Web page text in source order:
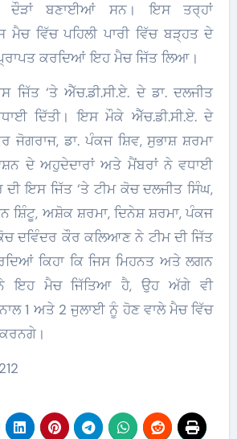
ਦੌੜਾਂ ਬਣਾਈਆਂ ਸਨ। ਇਸ ਤਰ੍ਹਾਂ
ਵਿੱਚ ਪਹਿਲੀ ਪਾਰੀ ਵਿੱਚ ਬੜ੍ਹਤ ਦੇ
ਕਰਦਿਆਂ ਇਹ ਮੈਚ ਜਿੱਤ ਲਿਆ।
‘ਤੇ ਐੱਚ.ਡੀ.ਸੀ.ਏ. ਦੇ ਡਾ. ਦਲਜੀਤ
ਦਿੱਤੀ। ਇਸ ਮੌਕੇ ਐੱਚ.ਡੀ.ਸੀ.ਏ. ਦੇ
ਜੋਗਰਾਜ, ਡਾ. ਪੰਕਜ ਸ਼ਿਵ, ਸੁਭਾਸ਼ ਸ਼ਰਮਾ
ਦੇ ਅਹੁਦੇਦਾਰਾਂ ਅਤੇ ਮੈਂਬਰਾਂ ਨੇ ਵਧਾਈ
ਇਸ ਜਿੱਤ ‘ਤੇ ਟੀਮ ਕੋਚ ਦਲਜੀਤ ਸਿੰਘ,
ਸ਼ਿੰਟੂ, ਅਸ਼ੋਕ ਸ਼ਰਮਾ, ਦਿਨੇਸ਼ ਸ਼ਰਮਾ, ਪੰਕਜ
ਦਵਿੰਦਰ ਕੌਰ ਕਲਿਆਣ ਨੇ ਟੀਮ ਦੀ ਜਿੱਤ
ਕਿਹਾ ਕਿ ਜਿਸ ਮਿਹਨਤ ਅਤੇ ਲਗਨ
ਨੇ ਇਹ ਮੈਚ ਜਿੱਤਿਆ ਹੈ, ਉਹ ਅੱਗੇ ਵੀ
1 ਅਤੇ 2 ਜੁਲਾਈ ਨੂੰ ਹੋਣ ਵਾਲੇ ਮੈਚ ਵਿੱਚ
212